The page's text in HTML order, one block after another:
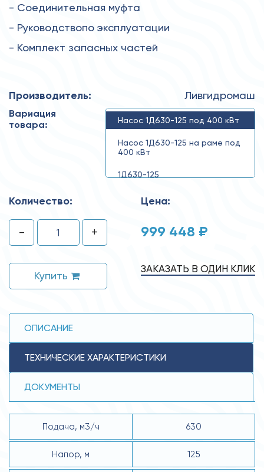
- Соединительная муфта
- Руководствопо эксплуатации
- Комплект запасных частей
Производитель: Ливгидромаш
Вариация
товара:
Насос 1Д630-125 под 400 кВт
Насос 1Д630-125 на раме под
400 кВт
1Д630-125
Количество:
- +
Купить
Цена:
999 448 ₽
ЗАКАЗАТЬ В ОДИН КЛИК
ОПИСАНИЕ
ТЕХНИЧЕСКИЕ ХАРАКТЕРИСТИКИ
ДОКУМЕНТЫ
Подача, м3/ч 630
Напор, м 125